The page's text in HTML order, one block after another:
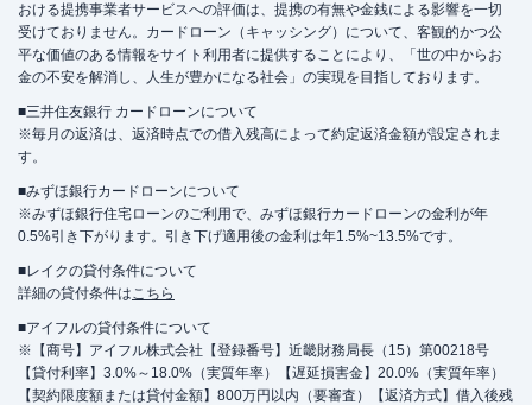
おける提携事業者サービスへの評価は、提携の有無や金銭による影響を一切
受けておりません。カードローン（キャッシング）について、客観的かつ公
平な価値のある情報をサイト利用者に提供することにより、「世の中からお
金の不安を解消し、人生が豊かになる社会」の実現を目指しております。
■三井住友銀行 カードローンについて
※毎月の返済は、返済時点での借入残高によって約定返済金額が設定されま
す。
■みずほ銀行カードローンについて
※みずほ銀行住宅ローンのご利用で、みずほ銀行カードローンの金利が年
0.5%引き下がります。引き下げ適用後の金利は年1.5%~13.5%です。
■レイクの貸付条件について
詳細の貸付条件はこちら
■アイフルの貸付条件について
※【商号】アイフル株式会社【登録番号】近畿財務局長（15）第00218号
【貸付利率】3.0%～18.0%（実質年率）【遅延損害金】20.0%（実質年率）
【契約限度額または貸付金額】800万円以内（要審査）【返済方式】借入後残